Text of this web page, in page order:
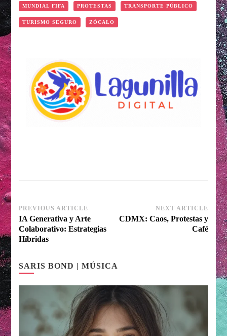
MUNDIAL FIFA PROTESTAS TRANSPORTE PÚBLICO
TURISMO SEGURO ZÓCALO
Post
Navigation
PREVIOUS ARTICLE
IA Generativa y Arte
Colaborativo: Estrategias
Híbridas
NEXT ARTICLE
CDMX: Caos, Protestas y
Café
SARIS BOND | MÚSICA